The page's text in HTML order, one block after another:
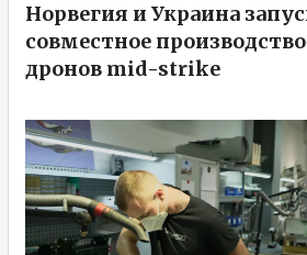
Норвегия и Украина
совместное
дронов mid-strike